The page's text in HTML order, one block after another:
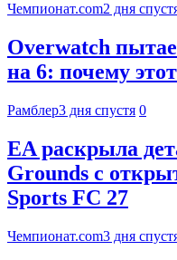
Чемпионат.com2 дня
Overwatch
на 6: почему
Рамблер3 дня спустя 0
EA раскрыла
Grounds с
Sports FC 27
Чемпионат.com3 дня